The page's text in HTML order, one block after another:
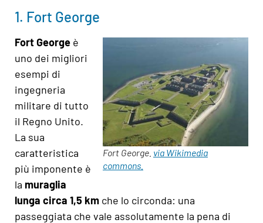
1. Fort George
Fort George. via Wikimedia
commons.
Fort George è
uno dei migliori
esempi di
ingegneria
militare di tutto
il Regno Unito.
La sua
caratteristica
più imponente è
la muraglia
lunga circa 1,5 km che lo circonda: una
passeggiata che vale assolutamente la pena di